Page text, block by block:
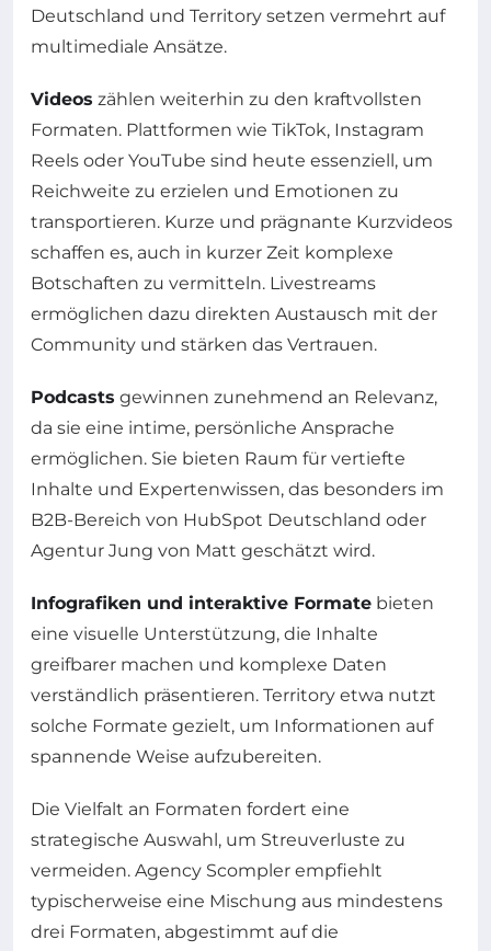
Deutschland und Territory setzen vermehrt auf
multimediale Ansätze.
Videos zählen weiterhin zu den kraftvollsten
Formaten. Plattformen wie TikTok, Instagram
Reels oder YouTube sind heute essenziell, um
Reichweite zu erzielen und Emotionen zu
transportieren. Kurze und prägnante Kurzvideos
schaffen es, auch in kurzer Zeit komplexe
Botschaften zu vermitteln. Livestreams
ermöglichen dazu direkten Austausch mit der
Community und stärken das Vertrauen.
Podcasts gewinnen zunehmend an Relevanz,
da sie eine intime, persönliche Ansprache
ermöglichen. Sie bieten Raum für vertiefte
Inhalte und Expertenwissen, das besonders im
B2B-Bereich von HubSpot Deutschland oder
Agentur Jung von Matt geschätzt wird.
Infografiken und interaktive Formate bieten
eine visuelle Unterstützung, die Inhalte
greifbarer machen und komplexe Daten
verständlich präsentieren. Territory etwa nutzt
solche Formate gezielt, um Informationen auf
spannende Weise aufzubereiten.
Die Vielfalt an Formaten fordert eine
strategische Auswahl, um Streuverluste zu
vermeiden. Agency Scompler empfiehlt
typischerweise eine Mischung aus mindestens
drei Formaten, abgestimmt auf die